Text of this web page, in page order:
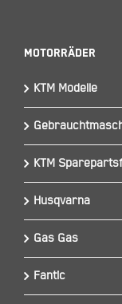
Motorräder
KTM Modelle
KTM
Husqvarna
Gas Gas
Fantic